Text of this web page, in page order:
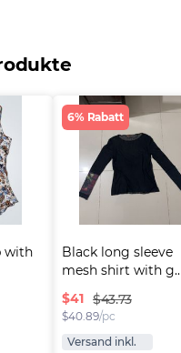
with
6% Rabatt
Black long sleeve
mesh shirt with g..
$41 $43.73
$40.89/pc
Versand inkl.